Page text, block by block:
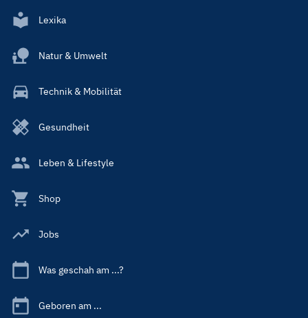
Lexika
Natur & Umwelt
Technik & Mobilität
Gesundheit
Leben & Lifestyle
Shop
Jobs
Was geschah am ...?
Geboren am ...